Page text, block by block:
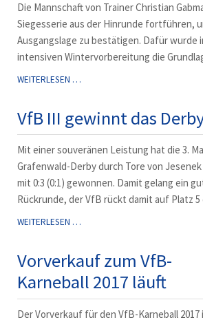
Die Mannschaft von Trainer Christian
Siegesserie aus der Hinrunde fortführen,
Ausgangslage zu bestätigen. Dafür wurde
intensiven Wintervorbereitung die
WEITERLESEN …ERSTE
NEUER
TABELLENFÜHRER
VfB III gewinnt das
Mit einer souveränen Leistung hat die 3.
Grafenwald-Derby durch Tore von Jesenek
mit 0:3 (0:1) gewonnen. Damit gelang ein
Rückrunde, der VfB rückt damit auf Platz 5
WEITERLESEN …VFB
DAS
DERBY
Vorverkauf zum VfB-
Karneball 2017 läuft
Der Vorverkauf für den VfB-Karneball 2017